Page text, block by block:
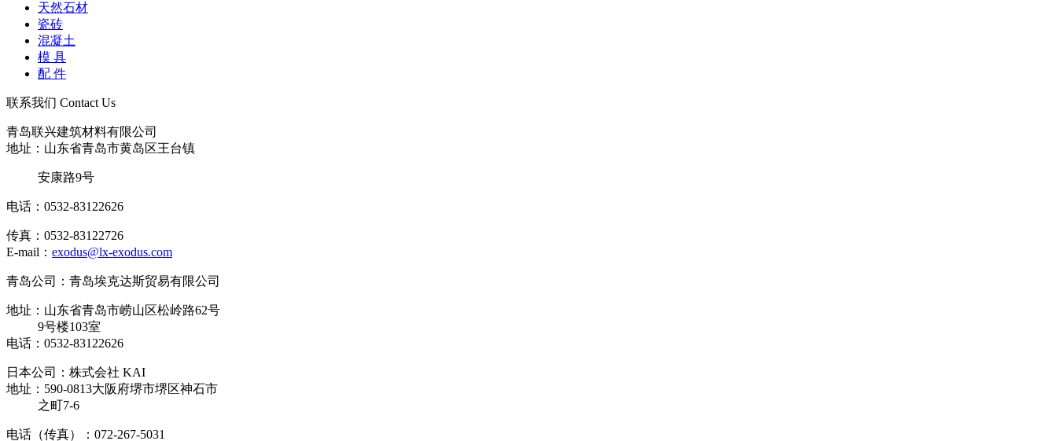
天然石材
瓷砖
混凝土
模 具
配 件
联系我们 Contact Us
青岛联兴建筑材料有限公司
地址：山东省青岛市黄岛区王台镇
安康路9号
电话：0532-83122626
传真：0532-83122726
E-mail： exodus@lx-exodus.com
青岛公司：青岛埃克达斯贸易有限公司
地址：山东省青岛市崂山区松岭路62号
9号楼103室
电话：0532-83122626
日本公司： 株式会社 KAI
地址：590-0813大阪府堺市堺区神石市
之町7-6
电话（传真）：072-267-5031